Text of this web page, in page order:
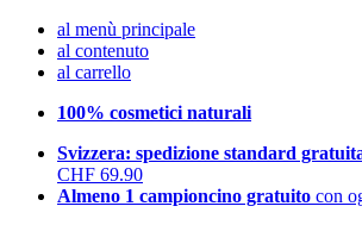
al menù principale
al contenuto
al carrello
100% cosmetici naturali
Svizzera: spedizione standard
CHF 69.90
Almeno 1 campioncino gratuito con